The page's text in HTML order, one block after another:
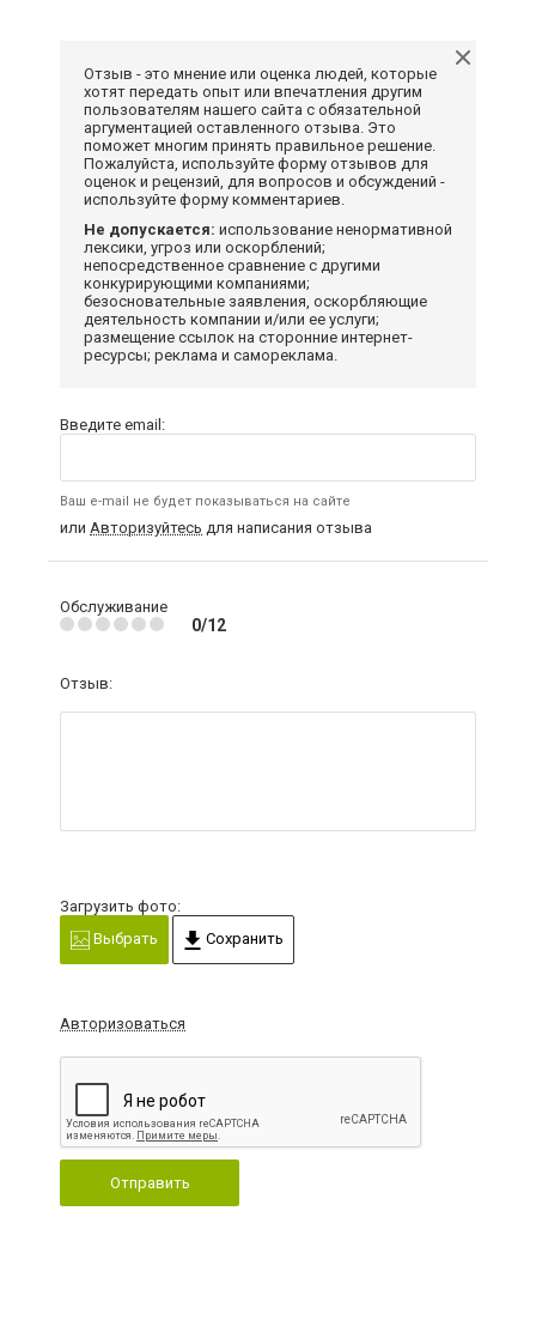
Отзыв - это мнение или оценка людей, которые
хотят передать опыт или впечатления другим
пользователям нашего сайта с обязательной
аргументацией оставленного отзыва. Это
поможет многим принять правильное решение.
Пожалуйста, используйте форму отзывов для
оценок и рецензий, для вопросов и обсуждений -
используйте форму комментариев.
Не допускается: использование ненормативной
лексики, угроз или оскорблений;
непосредственное сравнение с другими
конкурирующими компаниями;
безосновательные заявления, оскорбляющие
деятельность компании и/или ее услуги;
размещение ссылок на сторонние интернет-
ресурсы; реклама и самореклама.
Введите email:
Ваш e-mail не будет показываться на сайте
или Авторизуйтесь для написания отзыва
Обслуживание
0/12
Отзыв:
Загрузить фото:
Выбрать
Сохранить
Авторизоваться
Отправить